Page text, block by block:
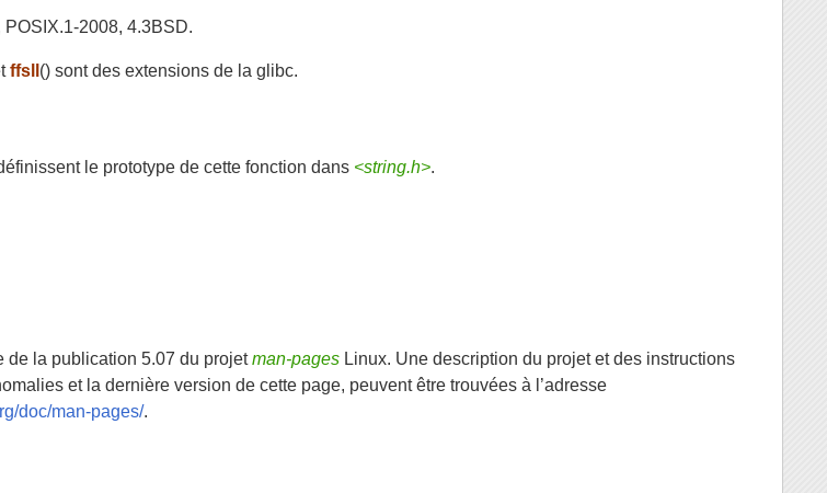
POSIX.1-2008, 4.3BSD.
ffsll () sont des extensions de la glibc.
le prototype de cette fonction dans <string.h>.
de la publication 5.07 du projetman-pages Linux. Une description du projet et des instructions
et la dernière version de cette page, peuvent être trouvées à l’adresse
doc/man-pages/.